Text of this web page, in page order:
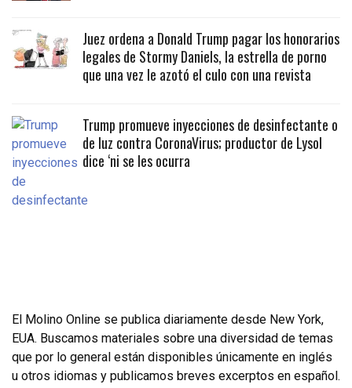
Juez ordena a Donald Trump pagar los honorarios
legales de Stormy Daniels, la estrella de porno
que una vez le azotó el culo con una revista
Trump promueve inyecciones de desinfectante o
de luz contra CoronaVirus; productor de Lysol
dice ‘ni se les ocurra
El Molino Online se publica diariamente desde New York,
EUA. Buscamos materiales sobre una diversidad de temas
que por lo general están disponibles únicamente en inglés
u otros idiomas y publicamos breves excerptos en español.